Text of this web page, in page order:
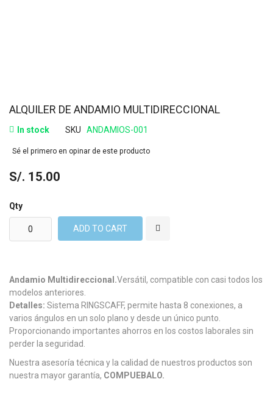
ALQUILER DE ANDAMIO MULTIDIRECCIONAL
In stock SKU ANDAMIOS-001
Sé el primero en opinar de este producto
S/. 15.00
Qty
ADD TO CART
Andamio Multidireccional.Versátil, compatible con casi todos los
modelos anteriores.
Detalles: Sistema RINGSCAFF, permite hasta 8 conexiones, a
varios ángulos en un solo plano y desde un único punto.
Proporcionando importantes ahorros en los costos laborales sin
perder la seguridad.
Nuestra asesoría técnica y la calidad de nuestros productos son
nuestra mayor garantía, COMPUEBALO.